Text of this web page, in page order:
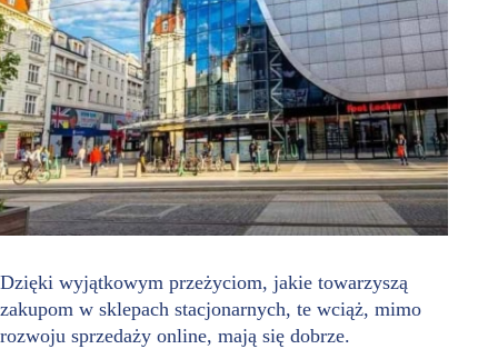
Dzięki wyjątkowym przeżyciom, jakie towarzyszą
zakupom w sklepach stacjonarnych, te wciąż, mimo
rozwoju sprzedaży online, mają się dobrze.